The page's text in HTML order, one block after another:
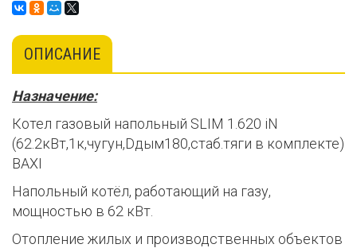
ОПИСАНИЕ
Назначение:
Котел газовый напольный SLIM 1.620 iN
(62.2кВт,1к,чугун,Dдым180,стаб.тяги в комплекте)
BAXI
Напольный котёл, работающий на газу,
мощностью в 62 кВт.
Отопление жилых и производственных объектов